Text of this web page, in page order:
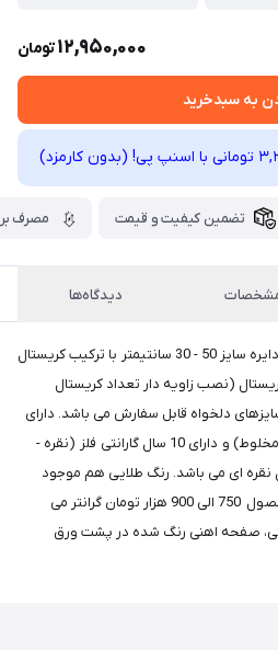
12,950,000تومان
به سبدخرید
تضمین کیفیت و قیمت مصرف
دیدگاه‌ها
لوستر مدرن کریستالی اس ام دی دایره سایز 50 - 30 سانتیمتر با ترکیب کریستال
(نصب زاویه دار تعداد کریستال
دلخواه قابل سفارش می باشد. دارای
کنترل 3 حالته (نور سفید - زرد - و مخلوط) و دارای 10 سال گارانتی فلز (نقره -
ای می باشد. رنگ طلایی هم موجود
است و قیمت آن بسته به سایز محصول 750 الی 900 هزار تومان گرانتر می
صفحه اهنی رنگ شده در پشت ورق